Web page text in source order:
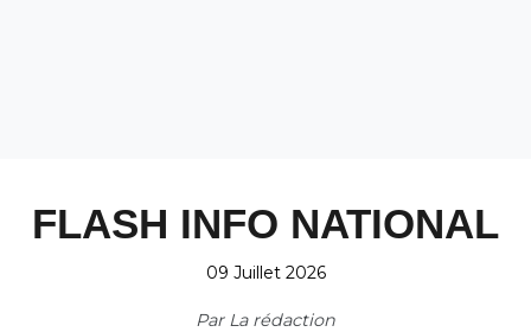
FLASH INFO NATIONAL
09 Juillet 2026
Par La rédaction